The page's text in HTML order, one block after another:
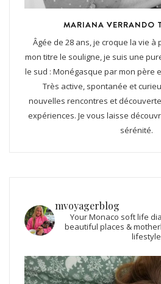
MARIANA VERRANDO
Âgée de 28 ans, je croque la vie à
mon titre le souligne, je suis une
le sud : Monégasque par mon père
Très active, spontanée et
nouvelles rencontres et
expériences. Je vous laisse
sérénité.
mvoyagerblog
Your Monaco soft life
beautiful places &
lifestyle